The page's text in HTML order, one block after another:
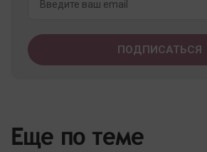
Еще по теме